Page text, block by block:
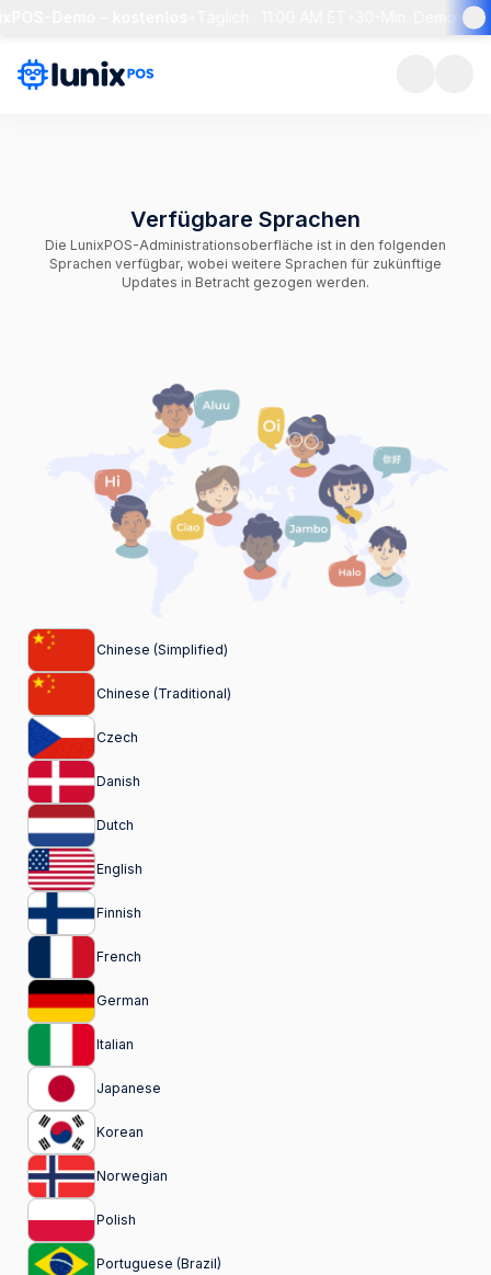
30-Min. Demo +
Verfügbare Sprachen
Die LunixPOS-Administrationsoberfläche ist in den folgenden
Sprachen verfügbar, wobei weitere Sprachen für zukünftige
Updates in Betracht gezogen werden.
Chinese (Simplified)
Chinese (Traditional)
Czech
Danish
Dutch
English
Finnish
French
German
Italian
Japanese
Korean
Norwegian
Polish
Portuguese (Brazil)